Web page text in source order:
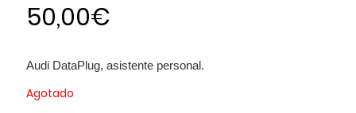
50,00€
Audi DataPlug, asistente personal.
Agotado